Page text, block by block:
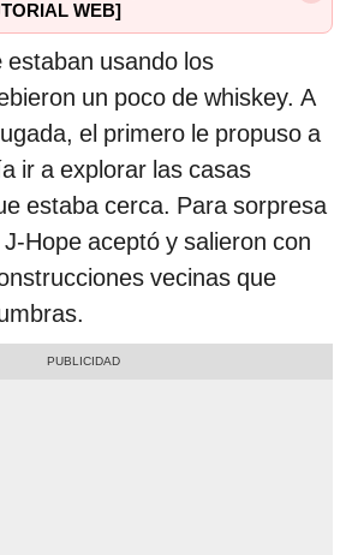
WEB]
estaban usando los
un poco de whiskey. A
el primero le propuso a
ir a explorar las casas
estaba cerca. Para sorpresa
J-Hope aceptó y salieron con
vecinas que